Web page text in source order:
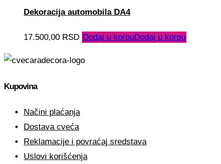
Dekoracija automobila DA4
17.500,00 RSD Dodaj u korpuDodaj u korpu
Kupovina
Načini plaćanja
Dostava cveća
Reklamacije i povraćaj sredstava
Uslovi korišćenja